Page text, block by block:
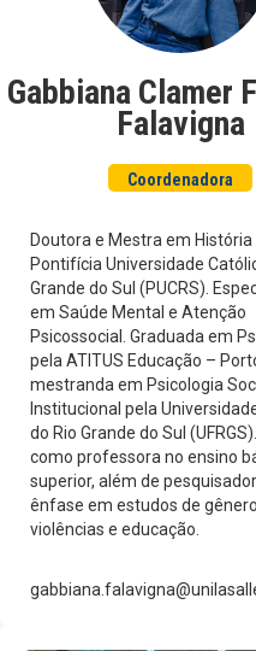
Gabbiana Clamer
Falavigna
Coordenadora
Doutora e Mestra em História
Pontifícia Universidade
Grande do Sul (PUCRS).
em Saúde Mental e Atenção
Psicossocial. Graduada em
pela ATITUS Educação –
mestranda em Psicologia
Institucional pela
do Rio Grande do Sul
como professora no ensino
superior, além de
ênfase em estudos de
violências e educação.